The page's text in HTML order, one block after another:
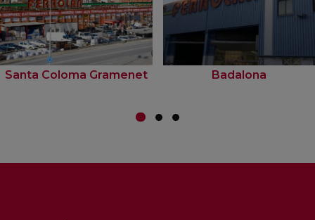
Santa Coloma Gramenet Badalona